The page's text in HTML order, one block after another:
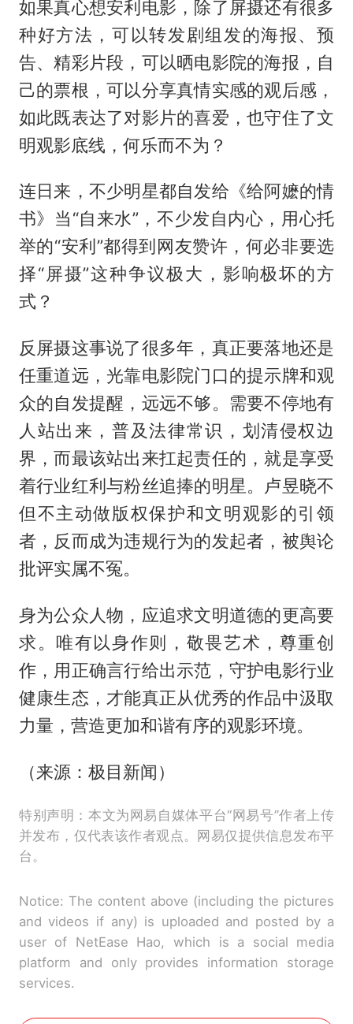
如果真心想安利电影，除了屏摄还有很多
种好方法，可以转发剧组发的海报、预
告、精彩片段，可以晒电影院的海报，自
己的票根，可以分享真情实感的观后感，
如此既表达了对影片的喜爱，也守住了文
明观影底线，何乐而不为？
连日来，不少明星都自发给《给阿嬷的情
书》当“自来水”，不少发自内心，用心托
举的“安利”都得到网友赞许，何必非要选
择“屏摄”这种争议极大，影响极坏的方
式？
反屏摄这事说了很多年，真正要落地还是
任重道远，光靠电影院门口的提示牌和观
众的自发提醒，远远不够。需要不停地有
人站出来，普及法律常识，划清侵权边
界，而最该站出来扛起责任的，就是享受
着行业红利与粉丝追捧的明星。卢昱晓不
但不主动做版权保护和文明观影的引领
者，反而成为违规行为的发起者，被舆论
批评实属不冤。
身为公众人物，应追求文明道德的更高要
求。唯有以身作则，敬畏艺术，尊重创
作，用正确言行给出示范，守护电影行业
健康生态，才能真正从优秀的作品中汲取
力量，营造更加和谐有序的观影环境。
（来源：极目新闻）
特别声明：本文为网易自媒体平台“网易号”作者上传
并发布，仅代表该作者观点。网易仅提供信息发布平
台。
Notice: The content above (including the pictures
and videos if any) is uploaded and posted by a
user of NetEase Hao, which is a social media
platform and only provides information storage
services.